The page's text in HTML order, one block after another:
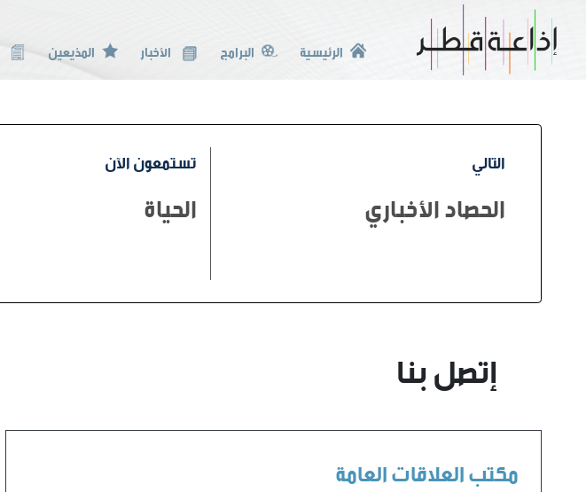
الرئيسية البرامج الأخبار المذيعين
تستمعون الآن
الحياة
التالي
الحصاد الأخباري
إتصل بنا
مكتب العلاقات العامة